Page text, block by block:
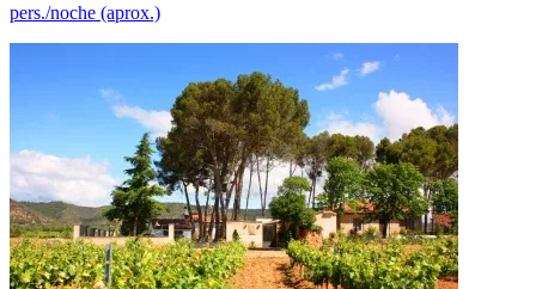
pers./noche (aprox.)